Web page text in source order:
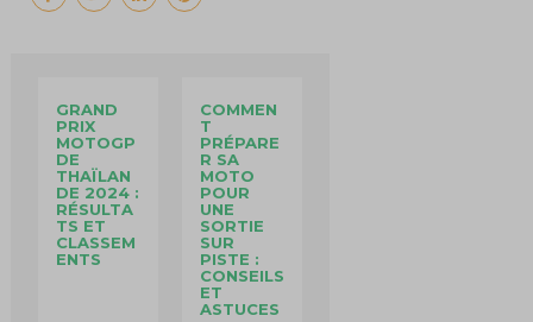
GRAND
PRIX
MOTOGP
DE
THAÏLAN
DE 2024 :
RÉSULTA
TS ET
CLASSEM
ENTS
COMMEN
T
PRÉPARE
R SA
MOTO
POUR
UNE
SORTIE
SUR
PISTE :
CONSEILS
ET
ASTUCES